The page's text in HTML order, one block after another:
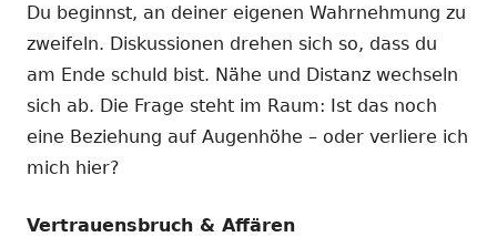
Du beginnst, an deiner eigenen Wahrnehmung zu
zweifeln. Diskussionen drehen sich so, dass du
am Ende schuld bist. Nähe und Distanz wechseln
sich ab. Die Frage steht im Raum: Ist das noch
eine Beziehung auf Augenhöhe – oder verliere ich
mich hier?
Vertrauensbruch & Affären